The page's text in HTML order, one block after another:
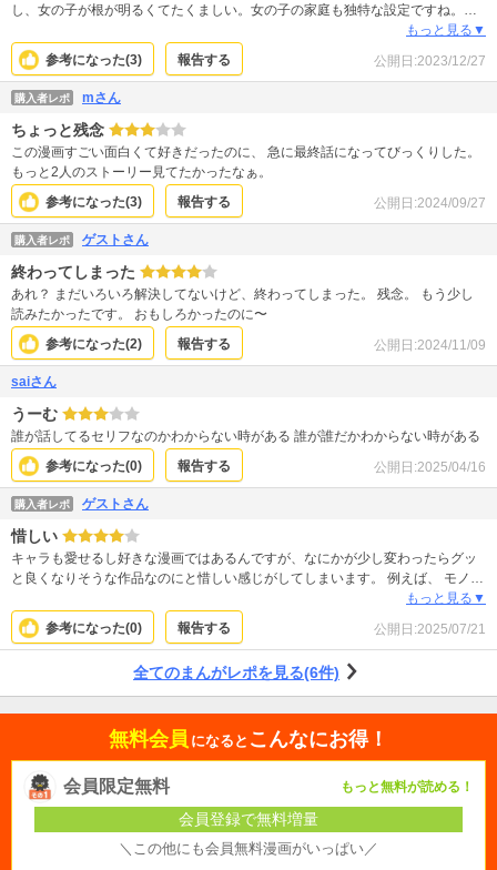
し、女の子が根が明るくてたくましい。女の子の家庭も独特な設定ですね。切
もっと見る▼
参考になった(3) 報告する 公開日:2023/12/27
購入者レポ mさん
ちょっと残念
この漫画すごい面白くて好きだったのに、 急に最終話になってびっくりした。
もっと2人のストーリー見てたかったなぁ。
参考になった(3) 報告する 公開日:2024/09/27
購入者レポ ゲストさん
終わってしまった
あれ？ まだいろいろ解決してないけど、終わってしまった。 残念。 もう少し
読みたかったです。 おもしろかったのに〜
参考になった(2) 報告する 公開日:2024/11/09
saiさん
うーむ
誰が話してるセリフなのかわからない時がある 誰が誰だかわからない時がある
参考になった(0) 報告する 公開日:2025/04/16
購入者レポ ゲストさん
惜しい
キャラも愛せるし好きな漫画ではあるんですが、なにかが少し変わったらグッ
と良くなりそうな作品なのにと惜しい感じがしてしまいます。 例えば、 モノロ
ーグの主体がときどき入れ替わるのが少しわかりにくい。ヒロインの心情が続
いていたと思ったら、急にヒーローの心の声に変わっていたりして、誰の視点
なのか一瞬迷う。 あとは展開が飛び飛びに感じられるところもあって、時々突
いのは現実に一回戻るので勿体無い。
もっと見る▼
参考になった(0) 報告する 公開日:2025/07/21
全てのまんがレポを見る(6件)
無料会員 になると こんなにお得！
会員限定無料 もっと無料が読める！
会員登録で無料増量
＼この他にも会員無料漫画がいっぱい／